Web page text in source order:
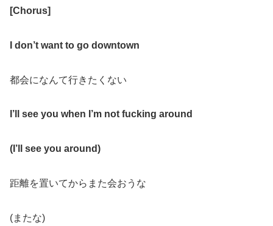
[Chorus]
I don’t want to go downtown
都会になんて行きたくない
I’ll see you when I’m not fucking around
(I’ll see you around)
距離を置いてからまた会おうな
(またな)